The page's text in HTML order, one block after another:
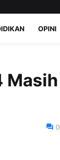
OPINI
Masih
0